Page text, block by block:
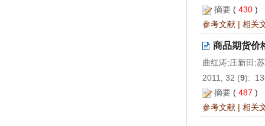
摘要 ( 430 )
参考文献 | 相关
商品期货价
曲红涛;庄新田;
2011, 32 (9):
摘要 ( 487 )
参考文献 | 相关